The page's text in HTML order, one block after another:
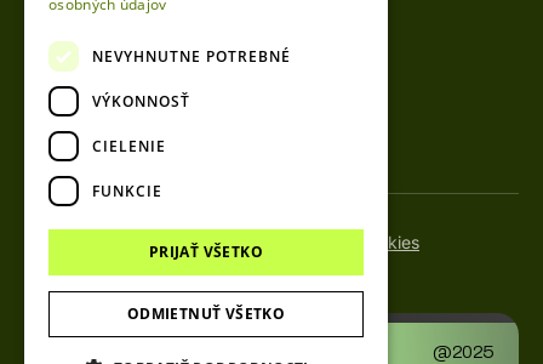
+421 904 536 141
info@vesto.sk
© 2025 VESTO. Všetky práva vyhradené.
Spracovanie osobných údajov Nastavenia cookies
@2025
osobných údajov
NEVYHNUTNE POTREBNÉ
VÝKONNOSŤ
CIELENIE
FUNKCIE
PRIJAŤ VŠETKO
ODMIETNUŤ VŠETKO